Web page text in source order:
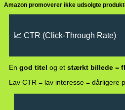
Amazon promoverer ikke udsolgte
📈 CTR (Click-Through Rate)
En god titel og et stærkt billede =
Lav CTR = lav interesse = dårligere